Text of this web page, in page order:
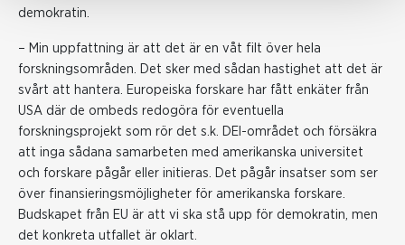
demokratin.
– Min uppfattning är att det är en våt filt över hela
forskningsområden. Det sker med sådan hastighet att det är
svårt att hantera. Europeiska forskare har fått enkäter från
USA där de ombeds redogöra för eventuella
forskningsprojekt som rör det s.k. DEI-området och försäkra
att inga sådana samarbeten med amerikanska universitet
och forskare pågår eller initieras. Det pågår insatser som ser
över finansieringsmöjligheter för amerikanska forskare.
Budskapet från EU är att vi ska stå upp för demokratin, men
det konkreta utfallet är oklart.